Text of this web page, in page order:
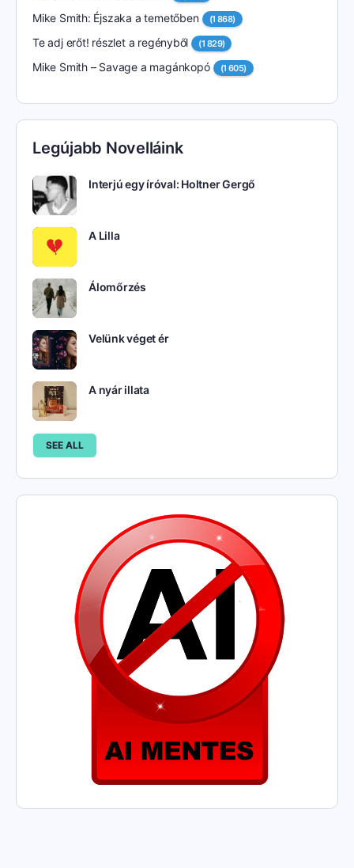
Mike Smith: Éjszaka a temetőben (1 868)
Te adj erőt! részlet a regényből (1 829)
Mike Smith – Savage a magánkopó (1 605)
Legújabb Novelláink
Interjú egy íróval: Holtner Gergő
A Lilla
Álomőrzés
Velünk véget ér
A nyár illata
SEE ALL